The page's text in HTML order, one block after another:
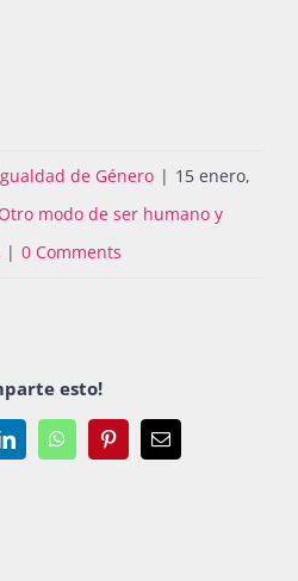
de Género | 15 enero,
Otro modo de ser humano y
| 0 Comments
esto!
LinkedInWhatsAppPinterestEmail